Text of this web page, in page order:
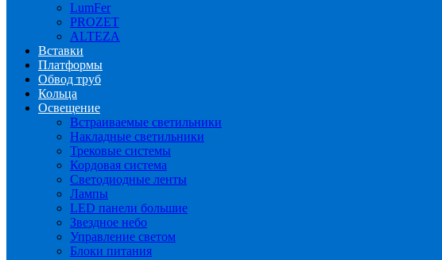
LumFer
PROZET
ALTEZA
Вставки
Платформы
Обвод труб
Кольца
Освещение
Встраиваемые светильники
Накладные светильники
Трековые системы
Кордовая система
Светодиодные ленты
Лампы
LED панели большие
Звездное небо
Управление светом
Блоки питания